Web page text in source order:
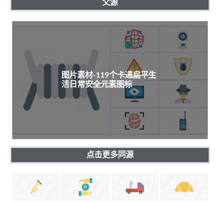
父源
图片素材-119个卡通扁平生
活日常安全元素图标
点击更多同源